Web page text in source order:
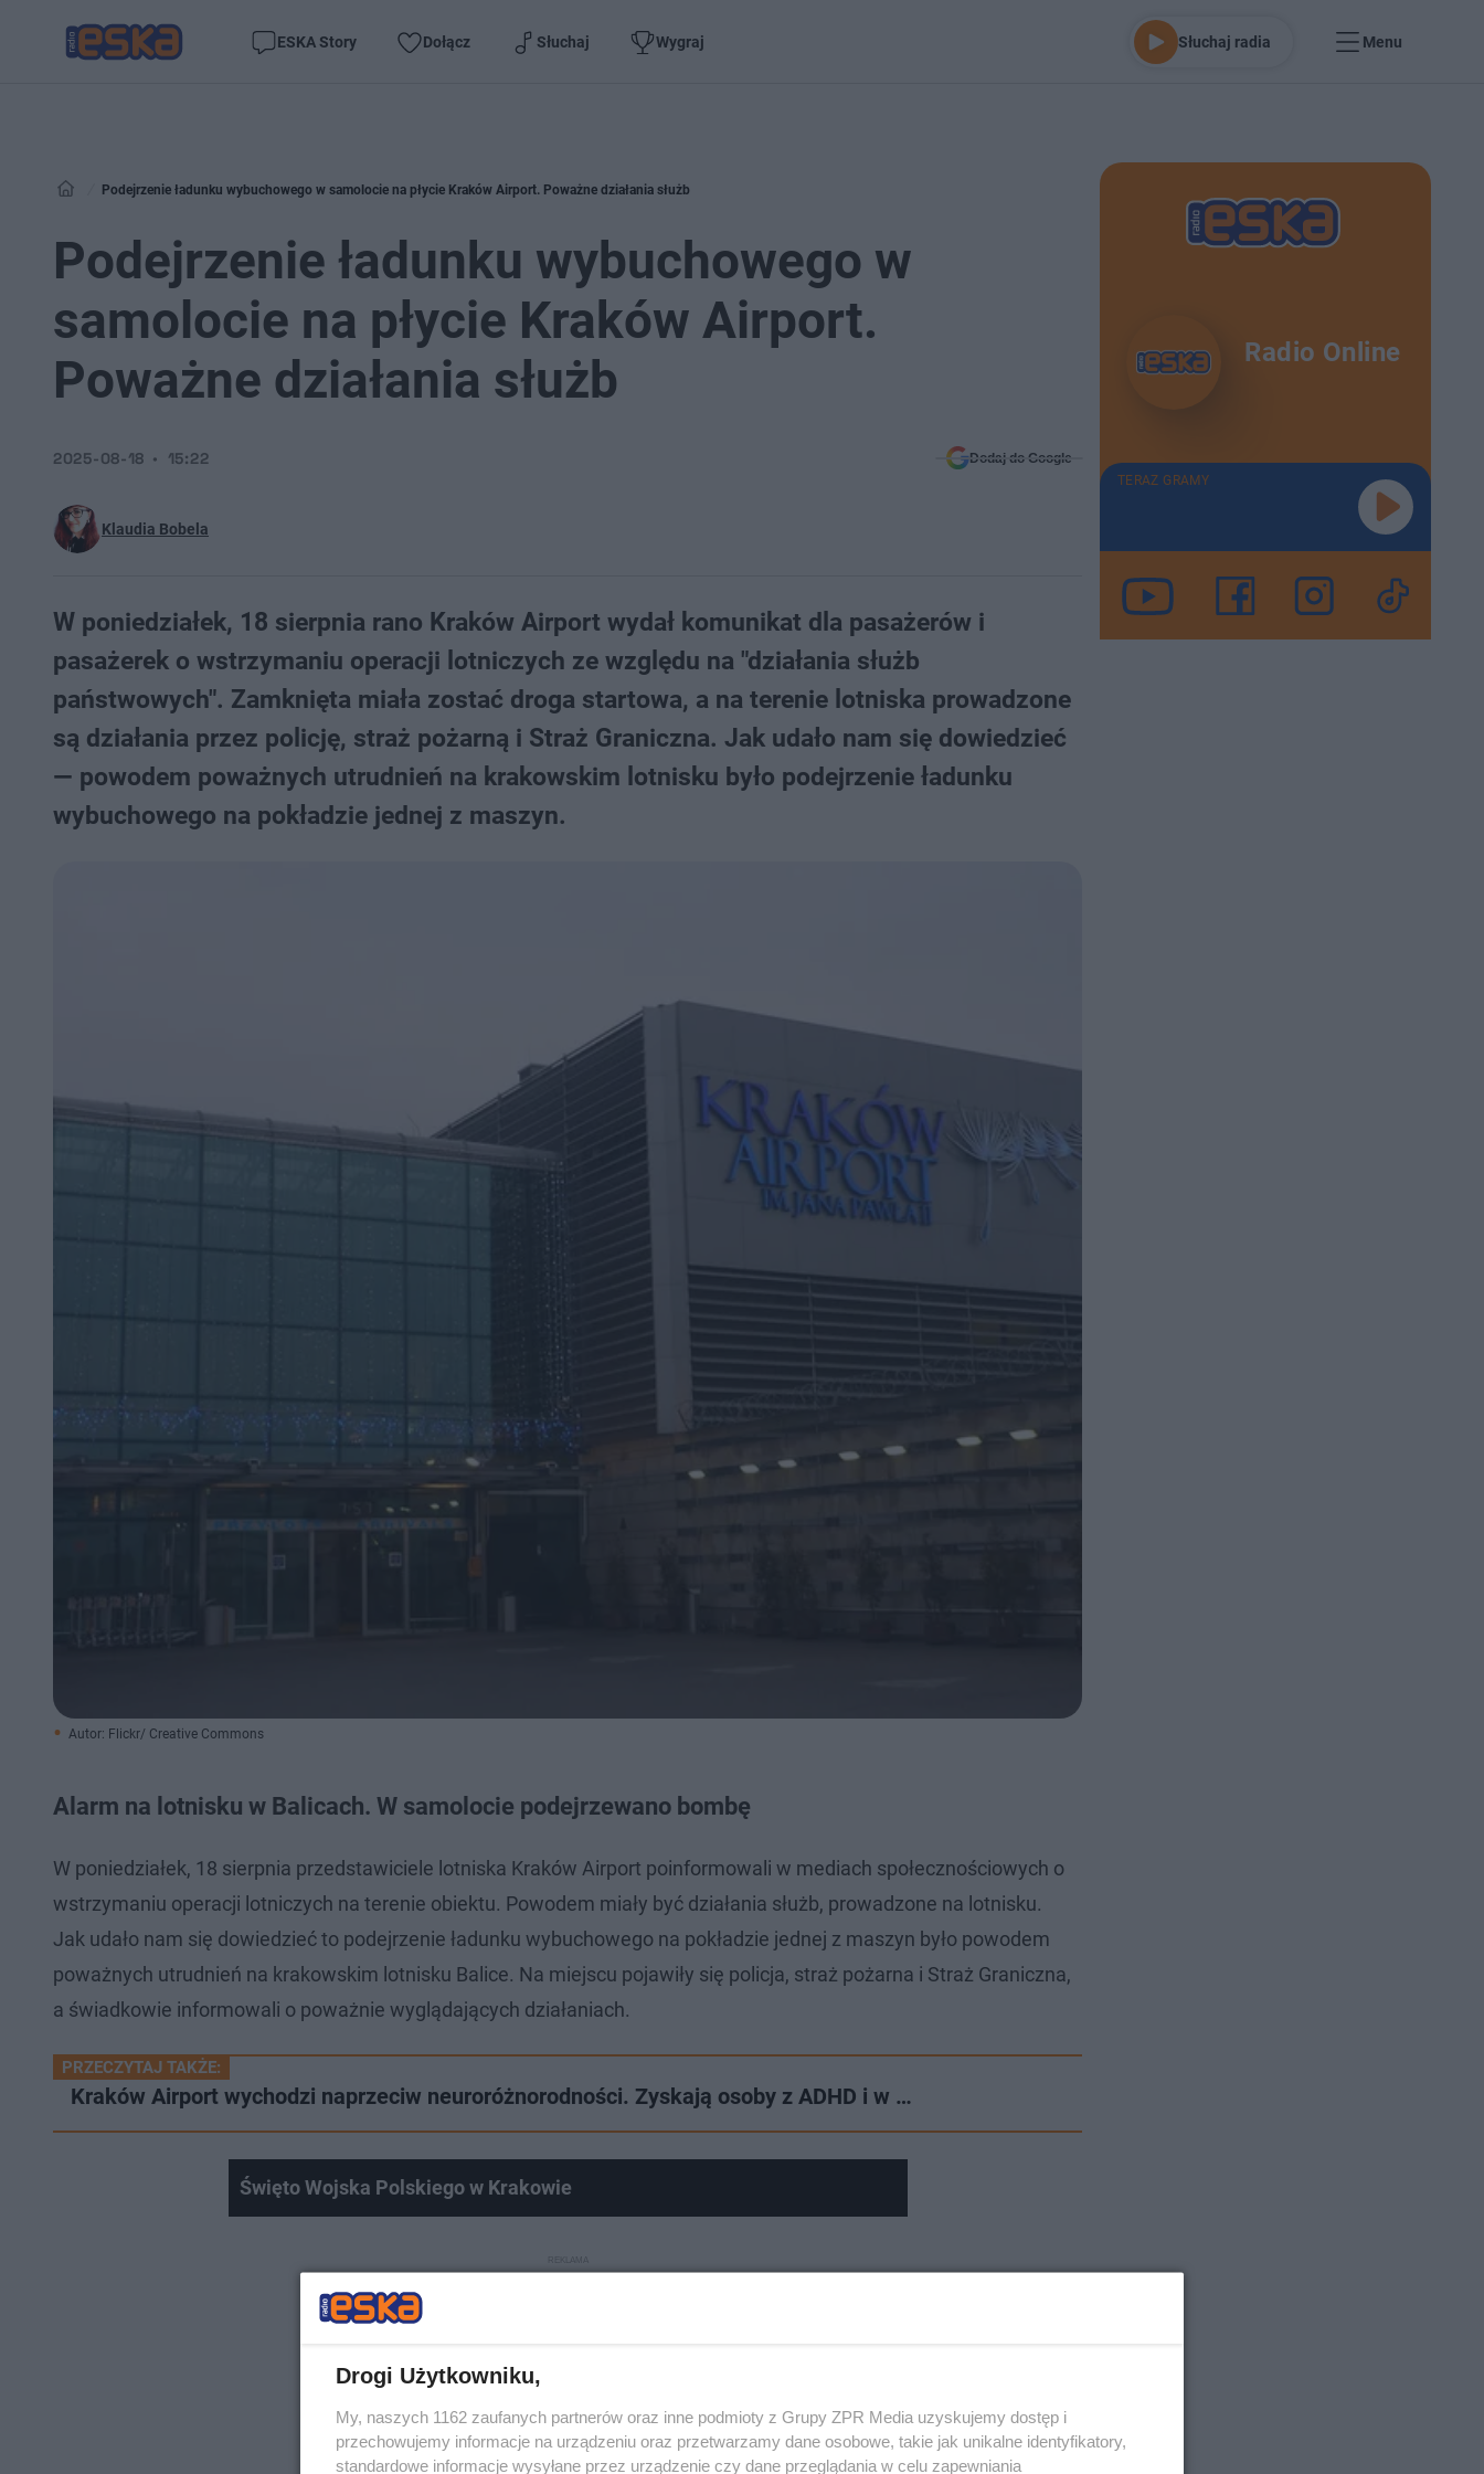
ESKA Story Dołącz Słuchaj Wygraj Słuchaj radia Menu
Podejrzenie ładunku wybuchowego w samolocie na płycie Kraków Airport. Poważne działania służb
Podejrzenie ładunku wybuchowego w
samolocie na płycie Kraków Airport.
Poważne działania służb
Klaudia Bobela
2025-08-18 15:22 Dodaj do Google
W poniedziałek, 18 sierpnia rano Kraków Airport wydał komunikat dla pasażerów i
pasażerek o wstrzymaniu operacji lotniczych ze względu na "działania służb
państwowych". Zamknięta miała zostać droga startowa, a na terenie lotniska prowadzone
są działania przez policję, straż pożarną i Straż Graniczna. Jak udało nam się dowiedzieć
— powodem poważnych utrudnień na krakowskim lotnisku było podejrzenie ładunku
wybuchowego na pokładzie jednej z maszyn.
Autor: Flickr/ Creative Commons
Alarm na lotnisku w Balicach. W samolocie podejrzewano bombę
W poniedziałek, 18 sierpnia przedstawiciele lotniska Kraków Airport poinformowali w mediach społecznościowych o
wstrzymaniu operacji lotniczych na terenie obiektu. Powodem miały być działania służb, prowadzone na lotnisku.
Jak udało nam się dowiedzieć to podejrzenie ładunku wybuchowego na pokładzie jednej z maszyn było powodem
poważnych utrudnień na krakowskim lotnisku Balice. Na miejscu pojawiły się policja, straż pożarna i Straż Graniczna,
a świadkowie informowali o poważnie wyglądających działaniach.
PRZECZYTAJ TAKŻE:
Kraków Airport wychodzi naprzeciw neuroróżnorodności. Zyskają osoby z ADHD i w …
Święto Wojska Polskiego w Krakowie
Radio Online
TERAZ GRAMY
Drogi Użytkowniku,
My, naszych 1162 zaufanych partnerów oraz inne podmioty z Grupy ZPR Media uzyskujemy dostęp i
przechowujemy informacje na urządzeniu oraz przetwarzamy dane osobowe, takie jak unikalne identyfikatory,
standardowe informacje wysyłane przez urządzenie czy dane przeglądania w celu zapewniania